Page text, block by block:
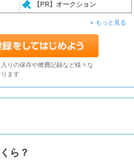
【PR】オークション
もっと見る
りの保存や燃費記録など様々な
ます
ら？